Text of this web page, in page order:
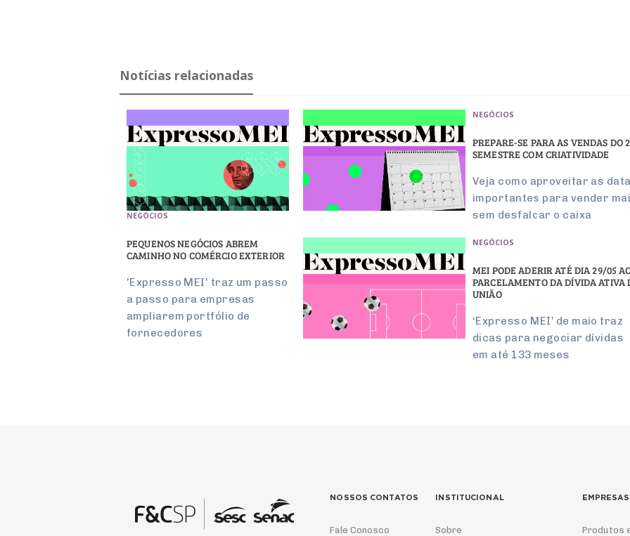
Notícias relacionadas
NEGÓCIOS
PEQUENOS NEGÓCIOS ABREM
CAMINHO NO COMÉRCIO EXTERIOR
'Expresso MEI' traz um passo
a passo para empresas
ampliarem portfólio de
fornecedores
NEGÓCIOS
PREPARE-SE PARA AS VENDAS DO
SEMESTRE COM CRIATIVIDADE
Veja como aproveitar as
importantes para vender
sem desfalcar o caixa
NEGÓCIOS
MEI PODE ADERIR ATÉ DIA 29/05
PARCELAMENTO DA DÍVIDA ATIVA
UNIÃO
‘Expresso MEI’ de maio traz
dicas para negociar dívidas
em até 133 meses
NOSSOS CONTATOS
Fale Conosco
INSTITUCIONAL
Sobre
EMPRESAS
Produtos